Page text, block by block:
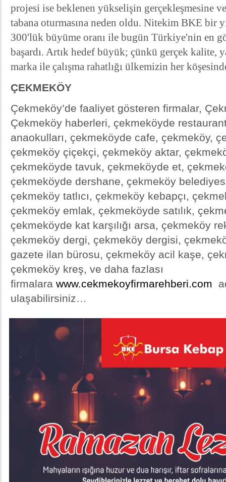
projesi ise beklenen yükselişin gerçekleşmesine
tabana oturmasına neden oldu. Nitekim BKE bir
300'lük büyüme oranı ile bugün Türkiye'nin en
başardı. Artık hedef büyük; çünkü gerçek kalite,
marka ile çalışma rahatlığı ülkemizin her
ÇEKMEKÖY
Çekmeköy’de faaliyet gösteren firmalar,
Çekmeköy haberleri, çekmeköyde
anaokulları, çekmeköyde cafe, çekmeköy,
çekmeköy çiçekçi, çekmeköy aktar,
çekmeköyde tavuk, çekmeköyde et,
çekmeköyde dershane, çekmeköy
çekmeköy tatlıcı, çekmeköy kebapçı,
çekmeköy emlak, çekmeköyde satılık,
çekmeköyde kat karşılığı arsa, çekmeköy
çekmeköy dergi, çekmeköy dergisi,
gazete ilan bürosu, çekmeköy acil kaşe,
çekmeköy kreş, ve daha fazlası
firmalara www.cekmekoyfirmarehberi.com
ulaşabilirsiniz…